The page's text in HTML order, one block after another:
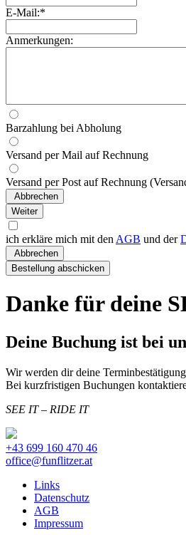
E-Mail:*
Anmerkungen:
Barzahlung bei Abholung
Versand per Mail auf Rechnung
Versand per Post auf Rechnung
ich erkläre mich mit den AGB und der
Danke für deine
Deine Buchung ist bei
Wir werden dir deine
Bei kurzfristigen Buchungen
SEE IT – RIDE IT
+43 699 160 470 46
office@funflitzer.at
Links
Datenschutz
AGB
Impressum